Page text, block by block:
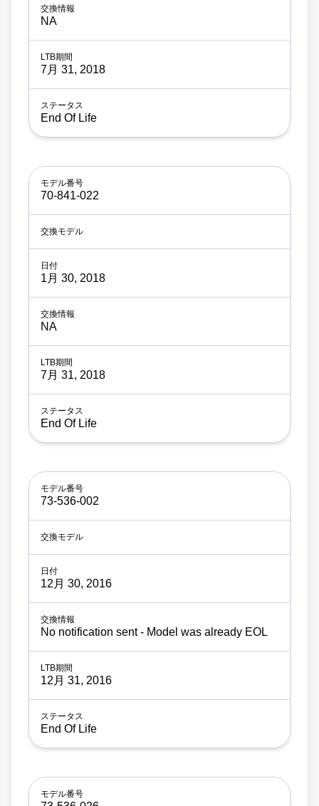
NA
7月 31, 2018
End Of Life
70-841-022
1月 30, 2018
NA
7月 31, 2018
End Of Life
73-536-002
12月 30, 2016
No notification sent - Model was already EOL
12月 31, 2016
End Of Life